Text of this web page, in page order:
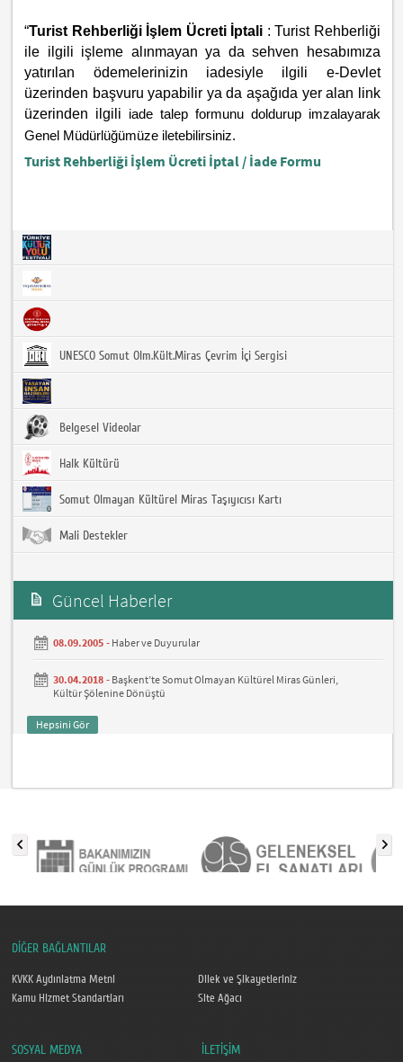
“Turist Rehberliği İşlem Ücreti İptali : Turist Rehberliği
ile ilgili işleme alınmayan ya da sehven hesabımıza
yatırılan ödemelerinizin iadesiyle ilgili e-Devlet
üzerinden başvuru yapabilir ya da aşağıda yer alan link
üzerinden ilgili iade talep formunu doldurup imzalayarak
Genel Müdürlüğümüze iletebilirsiniz.
Turist Rehberliği İşlem Ücreti İptal / İade Formu
UNESCO Somut Olm.Kült.Miras Çevrim İçi Sergisi
Belgesel Videolar
Halk Kültürü
Somut Olmayan Kültürel Miras Taşıyıcısı Kartı
Mali Destekler
Güncel Haberler
08.09.2005 - Haber ve Duyurular
30.04.2018 - Başkent’te Somut Olmayan Kültürel Miras Günleri,
Kültür Şölenine Dönüştü
Hepsini Gör
DİĞER BAĞLANTILAR
KVKK Aydınlatma Metni
Dilek ve Şikayetleriniz
Kamu Hizmet Standartları
Site Ağacı
SOSYAL MEDYA İLETİŞİM